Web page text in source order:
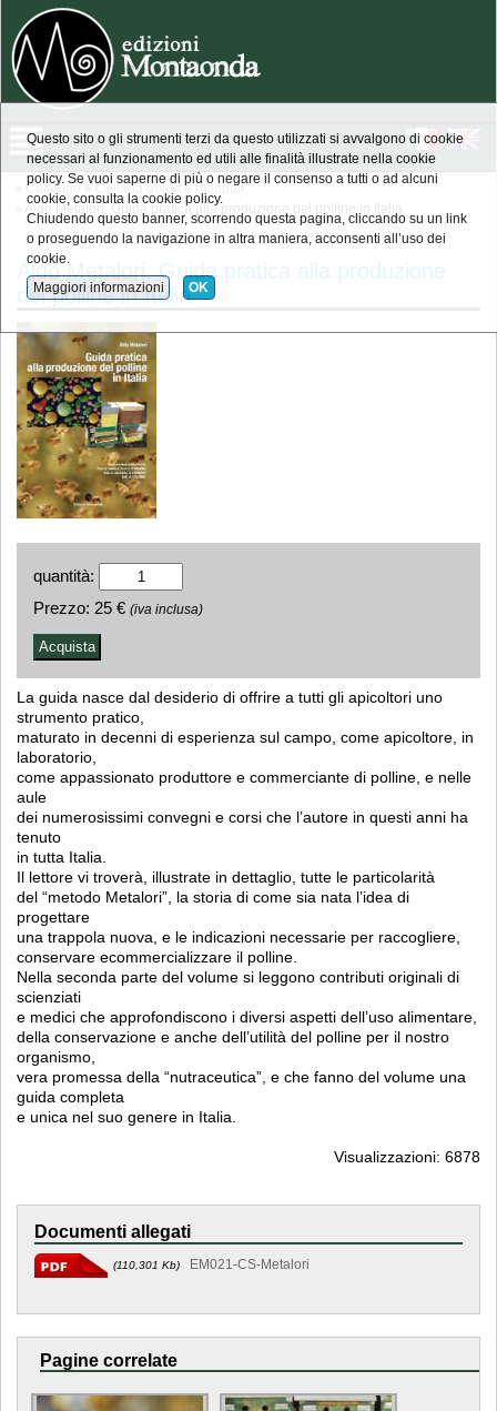
» Catalogo »
Collana guide e manuali
» Aldo Metalori, Guida pratica alla produzione del polline in Italia
Aldo Metalori, Guida pratica alla produzione
del polline in Italia
quantità:
Prezzo: 25 € (iva inclusa)
La guida nasce dal desiderio di offrire a tutti gli apicoltori uno
strumento pratico,
maturato in decenni di esperienza sul campo, come apicoltore, in
laboratorio,
come appassionato produttore e commerciante di polline, e nelle
aule
dei numerosissimi convegni e corsi che l’autore in questi anni ha
tenuto
in tutta Italia.
Il lettore vi troverà, illustrate in dettaglio, tutte le particolarità
del “metodo Metalori”, la storia di come sia nata l’idea di
progettare
una trappola nuova, e le indicazioni necessarie per raccogliere,
conservare ecommercializzare il polline.
Nella seconda parte del volume si leggono contributi originali di
scienziati
e medici che approfondiscono i diversi aspetti dell’uso alimentare,
della conservazione e anche dell’utilità del polline per il nostro
organismo,
vera promessa della “nutraceutica”, e che fanno del volume una
guida completa
e unica nel suo genere in Italia.
Visualizzazioni: 6878
Documenti allegati
(110,301 Kb) EM021-CS-Metalori
Pagine correlate
Questo sito o gli strumenti terzi da questo utilizzati si avvalgono di cookie
necessari al funzionamento ed utili alle finalità illustrate nella cookie
policy. Se vuoi saperne di più o negare il consenso a tutti o ad alcuni
cookie, consulta la cookie policy.
Chiudendo questo banner, scorrendo questa pagina, cliccando su un link
o proseguendo la navigazione in altra maniera, acconsenti all’uso dei
cookie.
Maggiori informazioni OK